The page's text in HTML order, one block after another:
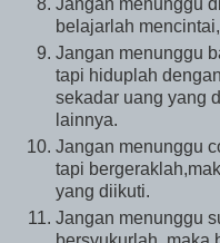
Jangan menunggu
belajarlah
Jangan menunggu
tapi hiduplah
sekadar uang yang
lainnya.
Jangan menunggu
tapi
yang diikuti.
Jangan menunggu